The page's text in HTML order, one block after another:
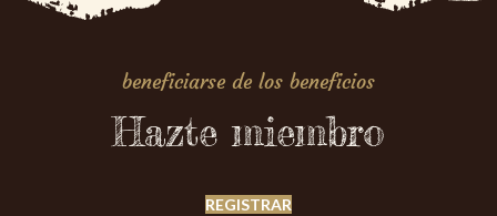
beneficiarse de los beneficios
Hazte miembro
REGISTRAR